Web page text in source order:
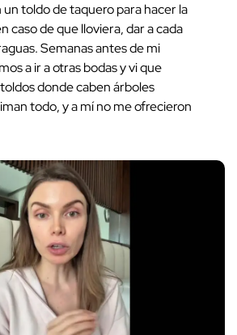
toldo de taquero para hacer la
caso de que lloviera, dar a cada
Semanas antes de mi
a ir a otras bodas y vi que
donde caben árboles
todo, y a mí no me ofrecieron